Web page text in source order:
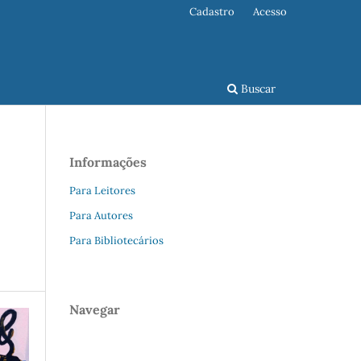
Buscar
Cadastro Acesso
Informações
Para Leitores
Para Autores
Para Bibliotecários
Navegar